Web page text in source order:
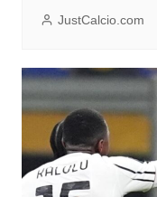
JustCalcio.com